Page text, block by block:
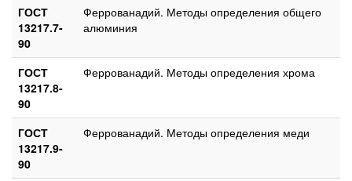
ГОСТ
13217.7-
90
Феррованадий. Методы определения общего
алюминия
ГОСТ
13217.8-
90
Феррованадий. Методы определения хрома
ГОСТ
13217.9-
90
Феррованадий. Методы определения меди